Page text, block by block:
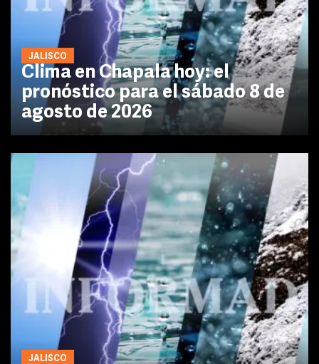
JALISCO
Clima en Chapala hoy: el
pronóstico para el sábado 8 de
agosto de 2026
JALISCO